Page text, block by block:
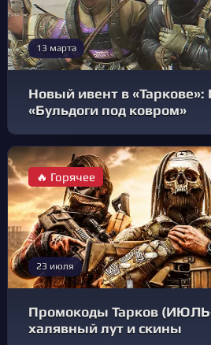
13 марта
Новый ивент в «Таркове»:
«Бульдоги под ковром»
🔥 Горячее
23 июля
Промокоды Тарков
халявный лут и скины